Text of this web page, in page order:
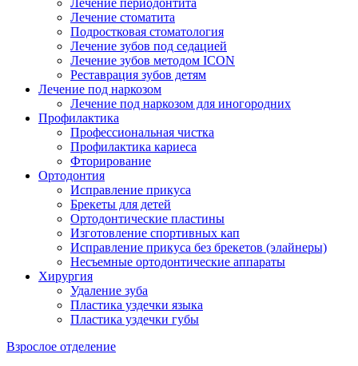
Лечение периодонтита
Лечение стоматита
Подростковая стоматология
Лечение зубов под седацией
Лечение зубов методом ICON
Реставрация зубов детям
Лечение под наркозом
Лечение под наркозом для иногородних
Профилактика
Профессиональная чистка
Профилактика кариеса
Фторирование
Ортодонтия
Исправление прикуса
Брекеты для детей
Ортодонтические пластины
Изготовление спортивных кап
Исправление прикуса без брекетов (элайнеры)
Несъемные ортодонтические аппараты
Хирургия
Удаление зуба
Пластика уздечки языка
Пластика уздечки губы
Взрослое отделение